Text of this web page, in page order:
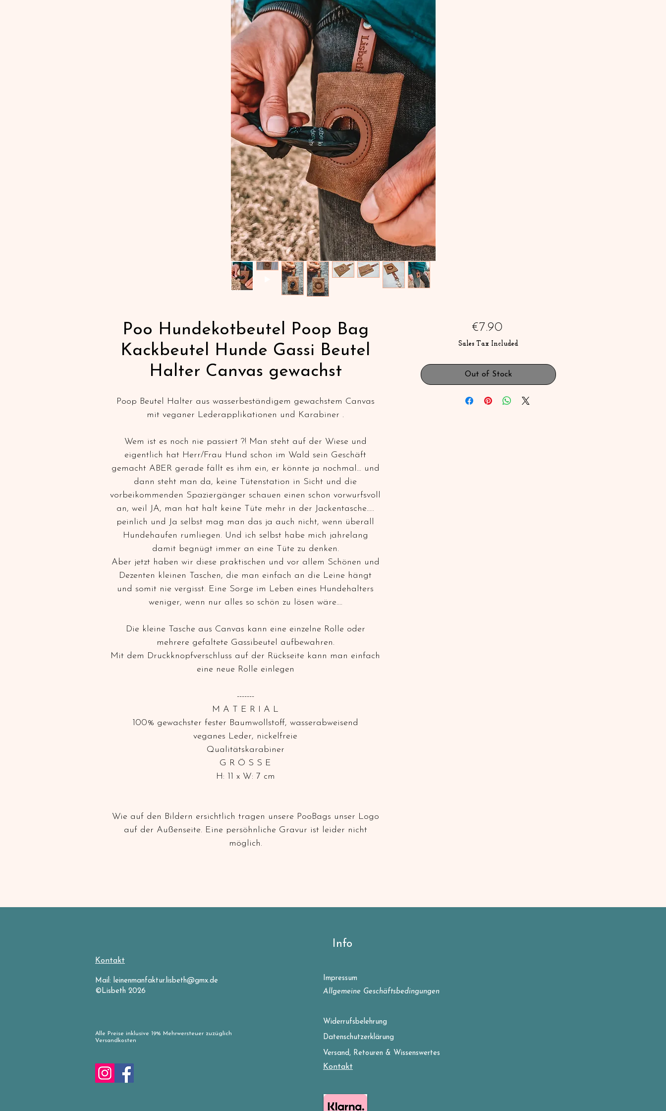
Poo Hundekotbeutel Poop Bag
Kackbeutel Hunde Gassi Beutel
Halter Canvas gewachst
Poop Beutel Halter aus wasserbeständigem gewachstem Canvas
mit veganer Lederapplikationen und Karabiner .
Wem ist es noch nie passiert ?! Man steht auf der Wiese und
eigentlich hat Herr/Frau Hund schon im Wald sein Geschäft
gemacht ABER gerade fällt es ihm ein, er könnte ja nochmal... und
dann steht man da, keine Tütenstation in Sicht und die
vorbeikommenden Spaziergänger schauen einen schon vorwurfsvoll
an, weil JA, man hat halt keine Tüte mehr in der Jackentasche.....
peinlich und Ja selbst mag man das ja auch nicht, wenn überall
Hundehaufen rumliegen. Und ich selbst habe mich jahrelang
damit begnügt immer an eine Tüte zu denken.
Aber jetzt haben wir diese praktischen und vor allem Schönen und
Dezenten kleinen Taschen, die man einfach an die Leine hängt
und somit nie vergisst. Eine Sorge im Leben eines Hundehalters
weniger, wenn nur alles so schön zu lösen wäre....
Die kleine Tasche aus Canvas kann eine einzelne Rolle oder
mehrere gefaltete Gassibeutel aufbewahren.
Mit dem Druckknopfverschluss auf der Rückseite kann man einfach
eine neue Rolle einlegen
-------
M A T E R I A L
100% gewachster fester Baumwollstoff, wasserabweisend
veganes Leder, nickelfreie
Qualitätskarabiner
G R Ö S S E
H: 11 x W: 7 cm
Wie auf den Bildern ersichtlich tragen unsere PooBags unser Logo
auf der Außenseite. Eine persöhnliche Gravur ist leider nicht
möglich.
€7.90Price
Sales Tax Included
Out of Stock
Mail: leinenmanfaktur.lisbeth@gmx.de
©Lisbeth 2026
Kontakt
Info
Impressum
Allgemeine Geschäftsbedingungen
Widerrufsbelehrung
Alle Preise inklusive 19% Mehrwersteuer zuzüglich
Versandkosten
Datenschutzerklärung
Versand, Retouren & Wissenswertes
Kontakt